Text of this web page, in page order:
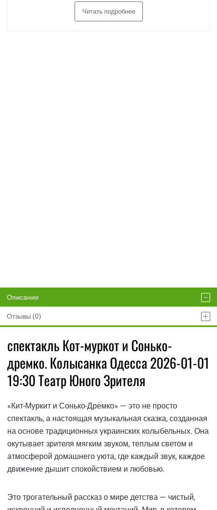
Читать подробнее
Описание
Отзывы (0)
спектакль Кот-муркот и Сонько-
дремко. Колысанка Одесса 2026-01-01
19:30 Театр Юного Зрителя
«Кит-Муркит и Сонько-Дремко» — это не просто
спектакль, а настоящая музыкальная сказка, созданная
на основе традиционных украинских колыбельных. Она
окутывает зрителя мягким звуком, теплым светом и
атмосферой домашнего уюта, где каждый звук, каждое
движение дышит спокойствием и любовью.
Это трогательный рассказ о мире детства — чистый,